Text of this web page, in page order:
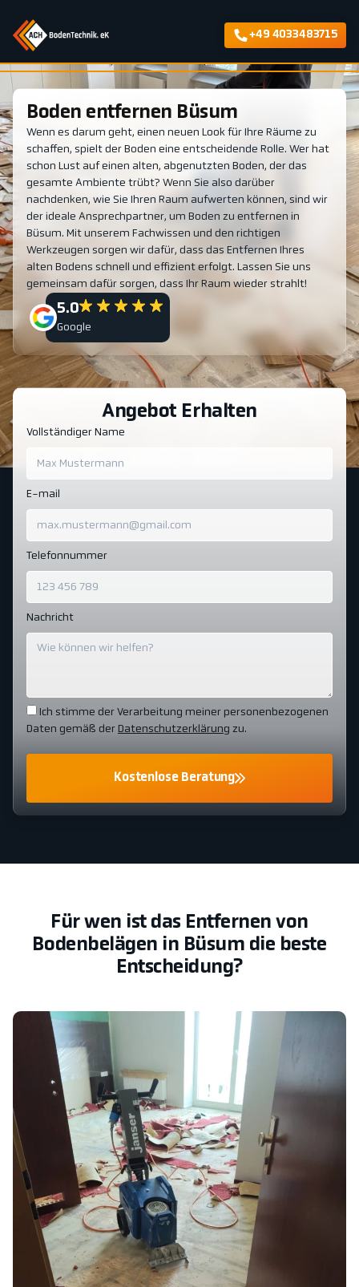
+49 4033483715
Boden entfernen Büsum
Wenn es darum geht, einen neuen Look für Ihre Räume zu
schaffen, spielt der Boden eine entscheidende Rolle. Wer hat
schon Lust auf einen alten, abgenutzten Boden, der das
gesamte Ambiente trübt? Wenn Sie also darüber
nachdenken, wie Sie Ihren Raum aufwerten können, sind wir
der ideale Ansprechpartner, um Boden zu entfernen in
Büsum. Mit unserem Fachwissen und den richtigen
Werkzeugen sorgen wir dafür, dass das Entfernen Ihres
alten Bodens schnell und effizient erfolgt. Lassen Sie uns
gemeinsam dafür sorgen, dass Ihr Raum wieder strahlt!
5.0
Google
Angebot Erhalten
Vollständiger Name
E-mail
Telefonnummer
Nachricht
Ich stimme der Verarbeitung meiner personenbezogenen
Daten gemäß der Datenschutzerklärung zu.
Kostenlose Beratung
Für wen ist das Entfernen von
Bodenbelägen in Büsum die beste
Entscheidung?